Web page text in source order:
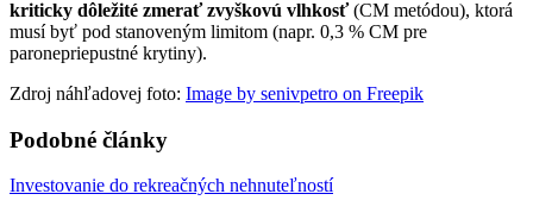
kriticky dôležité zmerať zvyškovú vlhkosť(CM metódou), ktorá
musí byť pod stanoveným limitom (napr. 0,3 % CM pre
paronepriepustné krytiny).
Zdroj náhľadovej foto: Image by senivpetro on Freepik
Podobné články
Investovanie do rekreačných nehnuteľností